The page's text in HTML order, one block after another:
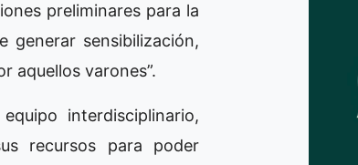
preliminares para la
generar sensibilización,
aquellos varones”.
interdisciplinario,
recursos para poder